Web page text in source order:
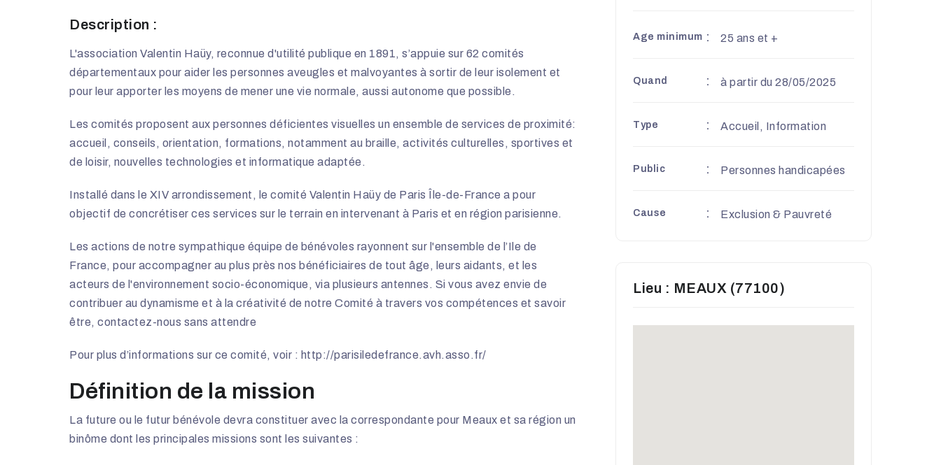
Description :
L'association Valentin Haüy, reconnue d'utilité publique en 1891, s’appuie sur 62 comités
départementaux pour aider les personnes aveugles et malvoyantes à sortir de leur isolement et
pour leur apporter les moyens de mener une vie normale, aussi autonome que possible.
Les comités proposent aux personnes déficientes visuelles un ensemble de services de proximité:
accueil, conseils, orientation, formations, notamment au braille, activités culturelles, sportives et
de loisir, nouvelles technologies et informatique adaptée.
Installé dans le XIV arrondissement, le comité Valentin Haüy de Paris Île-de-France a pour
objectif de concrétiser ces services sur le terrain en intervenant à Paris et en région parisienne.
Les actions de notre sympathique équipe de bénévoles rayonnent sur l'ensemble de l’Ile de
France, pour accompagner au plus près nos bénéficiaires de tout âge, leurs aidants, et les
acteurs de l'environnement socio-économique, via plusieurs antennes. Si vous avez envie de
contribuer au dynamisme et à la créativité de notre Comité à travers vos compétences et savoir
être, contactez-nous sans attendre
Pour plus d’informations sur ce comité, voir : http://parisiledefrance.avh.asso.fr/
Définition de la mission
La future ou le futur bénévole devra constituer avec la correspondante pour Meaux et sa région un
binôme dont les principales missions sont les suivantes :
Age minimum 25 ans et +
Quand à partir du 28/05/2025
Type Accueil, Information
Public Personnes handicapées
Cause Exclusion & Pauvreté
Lieu : MEAUX (77100)